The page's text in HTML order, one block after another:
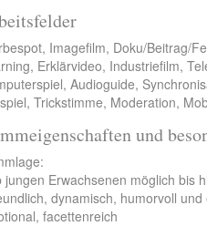
Imagefilm, Doku/Beitrag/
Erklärvideo, Industriefilm,
Audioguide,
Trickstimme, Moderation,
und
jungen Erwachsenen möglich bis
dynamisch, humorvoll
facettenreich